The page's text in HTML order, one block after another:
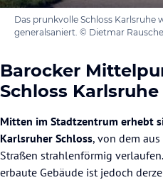
Das prunkvolle Schloss Karlsruhe
generalsaniert. © Dietmar
Barocker
Schloss Karlsruhe
Mitten im Stadtzentrum erhebt
Karlsruher Schloss, von dem
Straßen strahlenförmig
erbaute Gebäude ist jedoch